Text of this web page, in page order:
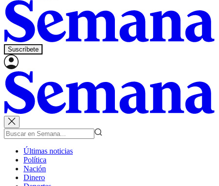
Suscríbete
Últimas noticias
Política
Nación
Dinero